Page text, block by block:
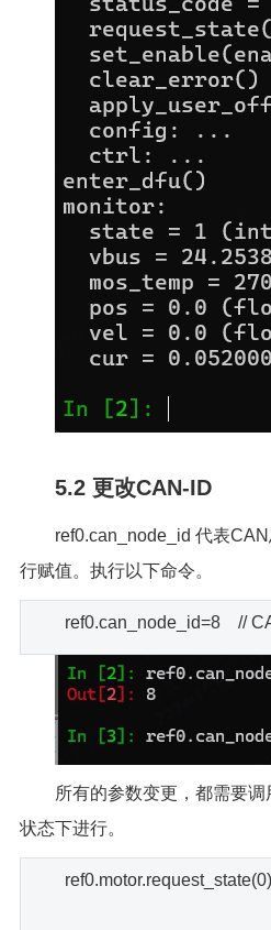
5.2 更改CAN-ID
ref0.can_node_id 代表
行赋值。执行以下命令。
ref0.can_node_id=8 //
所有的参数变更，都需要
状态下进行。